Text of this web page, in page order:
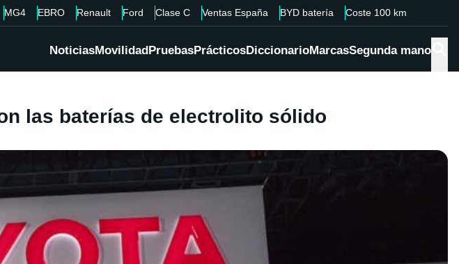
MG4 EBRO Renault Ford Clase C Ventas España BYD batería Coste 100 km
NoticiasMovilidadPruebasPrácticosDiccionarioMarcasSegunda mano
las baterías de electrolito sólido